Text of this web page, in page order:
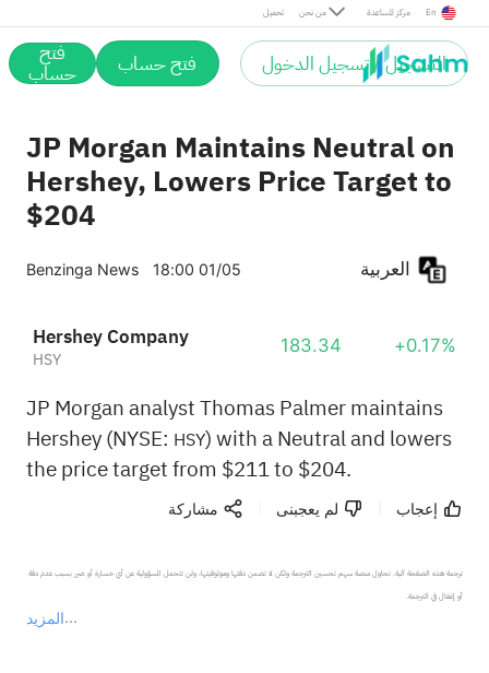
تحميل من نحن مركز المساعدة En
التسجيل / تسجيل الدخول فتح حساب فتح
حساب
JP Morgan Maintains Neutral on
Hershey, Lowers Price Target to
$204
Benzinga News 18:00 01/05
Hershey Company
HSY
183.34 +0.17%
JP Morgan analyst Thomas Palmer maintains
Hershey (NYSE: HSY) with a Neutral and lowers
the price target from $211 to $204.
إعجاب لم يعجبنى مشاركة
المزيد
ترجمة هذه الصفحة آلية. تحاول منصة سهم تحسين الترجمة ولكن لا تضمن دقتها وموثوقيتها، ولن تتحمل المسؤولية عن أي خسارة أو ضرر بسبب عدم دقة
أو إغفال في الترجمة.